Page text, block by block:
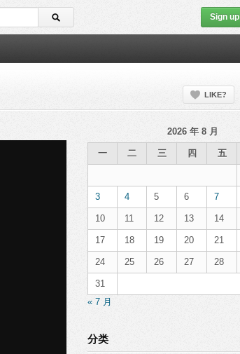
Sign up
LIKE?
2026 年 8 月
一 二 三 四 五
3 4 5 6 7
10 11 12 13 14
17 18 19 20 21
24 25 26 27 28
31
« 7 月
分类